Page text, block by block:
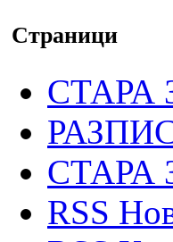
Страници
СТАРА
СТАРА
RSS